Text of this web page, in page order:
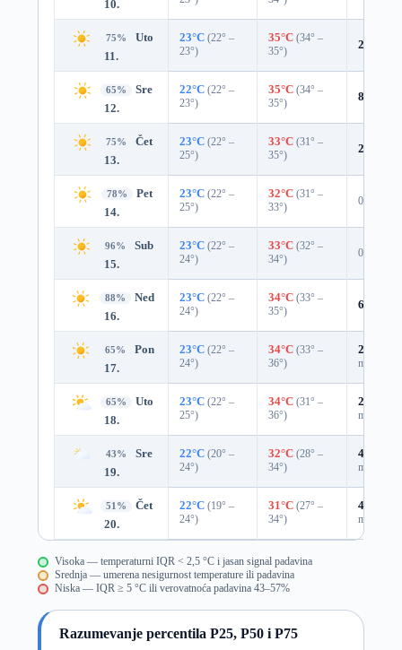
10.
75%
Uto
11.
23°C (22° –
23°)
35°C (34° –
35°)
2%
65%
Sre
12.
22°C (22° –
23°)
35°C (34° –
35°)
8%
75%
Čet
13.
23°C (22° –
25°)
33°C (31° –
35°)
2%
78%
Pet
14.
23°C (22° –
25°)
32°C (31° –
33°)
0%
96%
Sub
15.
23°C (22° –
24°)
33°C (32° –
34°)
0%
88%
Ned
16.
23°C (22° –
24°)
34°C (33° –
35°)
6%
65%
Pon
17.
23°C (22° –
24°)
34°C (33° –
36°)
25%
mm)
65%
Uto
18.
23°C (22° –
25°)
34°C (31° –
36°)
29%
mm)
43%
Sre
19.
22°C (20° –
24°)
32°C (28° –
34°)
49%
mm)
51%
Čet
20.
22°C (19° –
24°)
31°C (27° –
34°)
41%
mm)
Visoka — temperaturni IQR < 2,5 °C i jasan signal padavina
Srednja — umerena nesigurnost temperature ili padavina
Niska — IQR ≥ 5 °C ili verovatnoća padavina 43–57%
Razumevanje percentila P25, P50 i P75